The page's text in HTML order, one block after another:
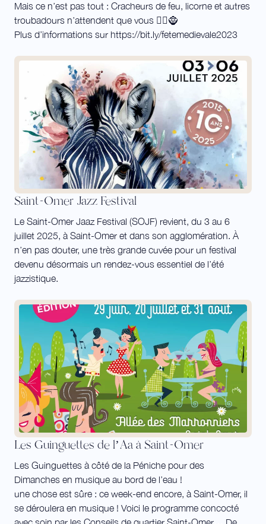
Mais ce n’est pas tout : Cracheurs de feu, licorne et autres
troubadours n’attendent que vous 🧝‍♀️🧌
Plus d’informations sur https://bit.ly/fetemedievale2023
Saint-Omer Jazz Festival
Le Saint-Omer Jaaz Festival (SOJF) revient, du 3 au 6
juillet 2025, à Saint-Omer et dans son agglomération. À
n’en pas douter, une très grande cuvée pour un festival
devenu désormais un rendez-vous essentiel de l’été
jazzistique.
Les Guinguettes de l’Aa à Saint-Omer
Les Guinguettes à côté de la Péniche pour des
Dimanches en musique au bord de l’eau !
une chose est sûre : ce week-end encore, à Saint-Omer, il
se déroulera en musique ! Voici le programme concocté